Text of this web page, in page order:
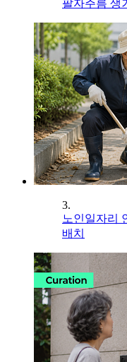
팔자주름 생
3.
노인일자리
배치